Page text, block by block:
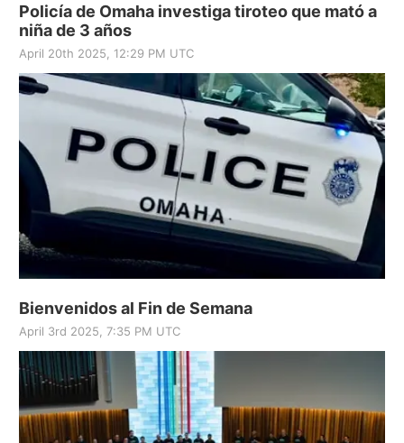
Policía de Omaha investiga tiroteo que mató a
niña de 3 años
April 20th 2025, 12:29 PM UTC
Bienvenidos al Fin de Semana
April 3rd 2025, 7:35 PM UTC